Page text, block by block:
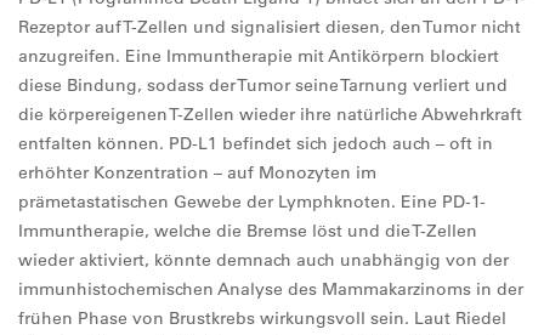
Rezeptor auf T-Zellen und signalisiert diesen, den Tumor nicht
anzugreifen. Eine Immuntherapie mit Antikörpern blockiert
diese Bindung, sodass der Tumor seine Tarnung verliert und
die körpereigenen T-Zellen wieder ihre natürliche Abwehrkraft
entfalten können. PD-L1 befindet sich jedoch auch – oft in
erhöhter Konzentration – auf Monozyten im
prämetastatischen Gewebe der Lymphknoten. Eine PD-1-
Immuntherapie, welche die Bremse löst und die T-Zellen
wieder aktiviert, könnte demnach auch unabhängig von der
immunhistochemischen Analyse des Mammakarzinoms in der
frühen Phase von Brustkrebs wirkungsvoll sein. Laut Riedel